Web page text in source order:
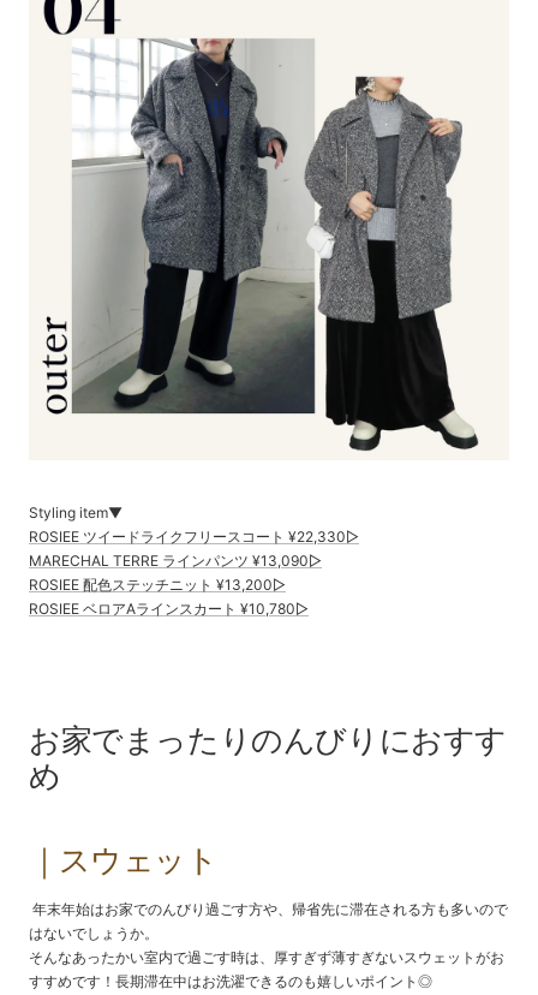
Styling item▼
ROSIEE ツイードライクフリースコート ¥22,330▷
MARECHAL TERRE ラインパンツ ¥13,090▷
ROSIEE 配色ステッチニット ¥13,200▷
ROSIEE ベロアAラインスカート ¥10,780▷
お家でまったりのんびりにおすす
め
｜スウェット
年末年始はお家でのんびり過ごす方や、帰省先に滞在される方も多いので
はないでしょうか。
そんなあったかい室内で過ごす時は、厚すぎず薄すぎないスウェットがお
すすめです！長期滞在中はお洗濯できるのも嬉しいポイント◎